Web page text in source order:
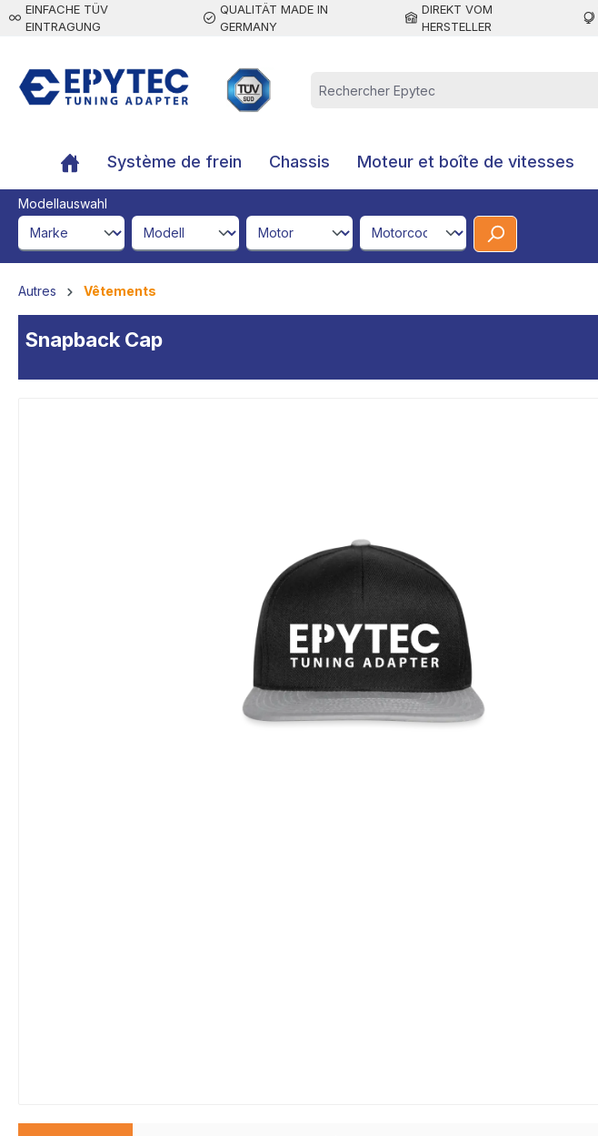
principal
EINFACHE TÜV
EINTRAGUNG
QUALITÄT MADE IN
GERMANY
DIREKT VOM
HERSTELLER
Système de frein Chassis Moteur et boîte de vitesses
Modellauswahl
brandId
modelId engineId engineCodeId
Autres Vêtements
Snapback Cap